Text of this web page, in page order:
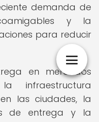
demanda de
y la
para reducir
en mercados
infraestructura
las ciudades, la
de entrega y la